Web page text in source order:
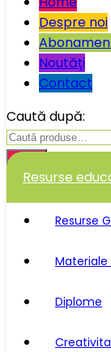
Despre noi
Noutăţi
Contact
Caută după:
Caută
Resurse
Resurse
Diplome